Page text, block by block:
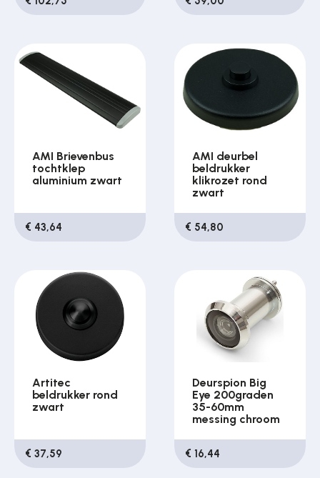
AMI Brievenbus
tochtklep
aluminium zwart
€ 43,64
AMI deurbel
beldrukker
klikrozet rond
zwart
€ 54,80
Artitec
beldrukker rond
zwart
€ 37,59
Deurspion Big
Eye 200graden
35-60mm
messing chroom
€ 16,44